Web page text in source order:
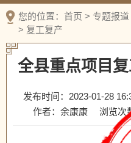
新媒体
您的位置： 首页 > 专题报道
> 复工复产
全县重点项目
发布时间：2023-01-28
作者：余康康
浏览次